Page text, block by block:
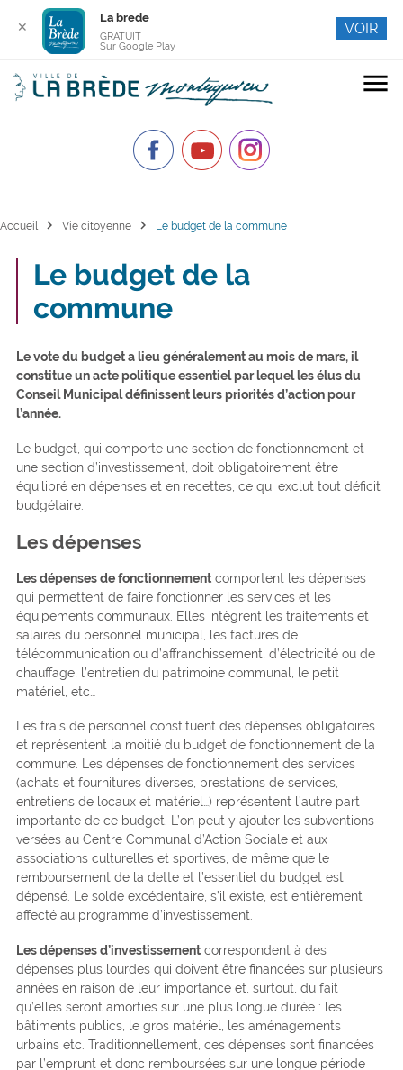
menu
Accueil chevron_right Vie citoyenne chevron_right Le budget de la commune
Le budget de la
commune
Le vote du budget a lieu généralement au mois de mars, il
constitue un acte politique essentiel par lequel les élus du
Conseil Municipal définissent leurs priorités d’action pour
l’année.
Le budget, qui comporte une section de fonctionnement et
une section d’investissement, doit obligatoirement être
équilibré en dépenses et en recettes, ce qui exclut tout déficit
budgétaire.
Les dépenses
Les dépenses de fonctionnementcomportent les dépenses
qui permettent de faire fonctionner les services et les
équipements communaux. Elles intègrent les traitements et
salaires du personnel municipal, les factures de
télécommunication ou d’affranchissement, d’électricité ou de
chauffage, l’entretien du patrimoine communal, le petit
matériel, etc…
Les frais de personnel constituent des dépenses obligatoires
et représentent la moitié du budget de fonctionnement de la
commune. Les dépenses de fonctionnement des services
(achats et fournitures diverses, prestations de services,
entretiens de locaux et matériel…) représentent l’autre part
importante de ce budget. L’on peut y ajouter les subventions
versées au Centre Communal d’Action Sociale et aux
associations culturelles et sportives, de même que le
remboursement de la dette et l’essentiel du budget est
dépensé. Le solde excédentaire, s’il existe, est entièrement
affecté au programme d’investissement.
Les dépenses d’investissementcorrespondent à des
dépenses plus lourdes qui doivent être financées sur plusieurs
années en raison de leur importance et, surtout, du fait
qu’elles seront amorties sur une plus longue durée : les
bâtiments publics, le gros matériel, les aménagements
urbains etc. Traditionnellement, ces dépenses sont financées
par l’emprunt et donc remboursées sur une longue période
✕
La brede
GRATUIT
Sur Google Play
VOIR